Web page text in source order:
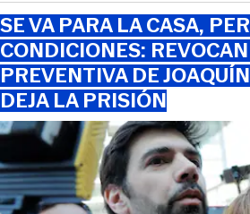
SE VA PARA LA CASA,
CONDICIONES:
PREVENTIVA DE
DEJA LA PRISIÓN